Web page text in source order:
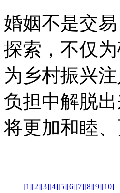
婚姻不是交
探索，不仅
为乡村振兴
负担中解脱
将更加和睦、
[1][2][3][4][5][6][7][8][9][10]